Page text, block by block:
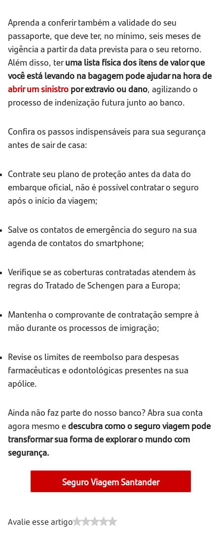
Aprenda a conferir também a validade do seu
passaporte, que deve ter, no mínimo, seis meses de
vigência a partir da data prevista para o seu retorno.
Além disso, teruma lista física dos itens de valor que
você está levando na bagagem pode ajudar na hora de
abrir um sinistro por extravio ou dano, agilizando o
processo de indenização futura junto ao banco.
Confira os passos indispensáveis para sua segurança
antes de sair de casa:
Contrate seu plano de proteção antes da data do
embarque oficial, não é possível contratar o seguro
após o início da viagem;
Salve os contatos de emergência do seguro na sua
agenda de contatos do smartphone;
Verifique se as coberturas contratadas atendem às
regras do Tratado de Schengen para a Europa;
Mantenha o comprovante de contratação sempre à
mão durante os processos de imigração;
Revise os limites de reembolso para despesas
farmacêuticas e odontológicas presentes na sua
apólice.
Ainda não faz parte do nosso banco? Abra sua conta
agora mesmo edescubra como o seguro viagem pode
transformar sua forma de explorar o mundo com
segurança.
Seguro Viagem Santander
Avalie esse artigo